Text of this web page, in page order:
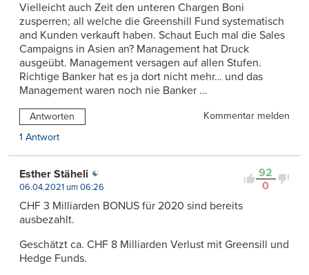
Vielleicht auch Zeit den unteren Chargen Boni
zusperren; all welche die Greenshill Fund systematisch
and Kunden verkauft haben. Schaut Euch mal die Sales
Campaigns in Asien an? Management hat Druck
ausgeübt. Management versagen auf allen Stufen.
Richtige Banker hat es ja dort nicht mehr… und das
Management waren noch nie Banker …
Antworten
Kommentar melden
1 Antwort
92
0
Esther Stäheli
06.04.2021 um 06:26
CHF 3 Milliarden BONUS für 2020 sind bereits
ausbezahlt.
Geschätzt ca. CHF 8 Milliarden Verlust mit Greensill und
Hedge Funds.